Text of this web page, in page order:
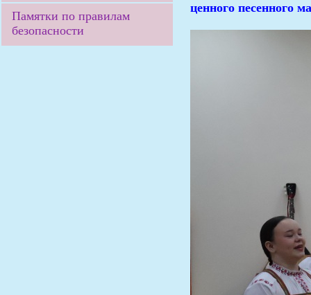
Памятки по правилам
безопасности
ценного песенного